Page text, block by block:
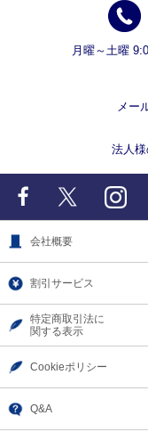
月曜～土曜
メー
法人
Facebook
会社概要
割引サービス
特定商取引法に
関する表示
Cookieポリシー
Q&A